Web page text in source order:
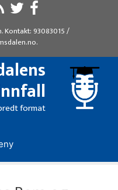
. Kontakt: 93083015/
.
format